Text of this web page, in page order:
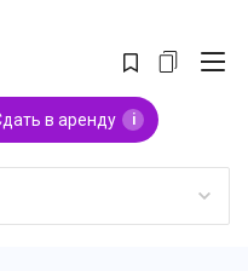
в аренду i